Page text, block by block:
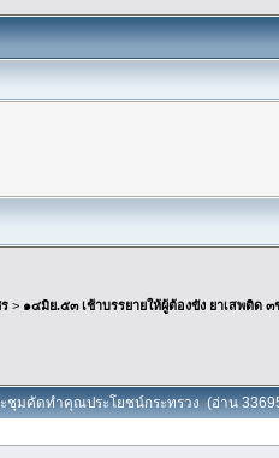
> ๑๔มิย.๕๓ เช้าบรรยายให้ผู้ต้องขัง ยาเสพติด
ชุมคัดทำคุณประโยชน์กระทรวง (อ่าน